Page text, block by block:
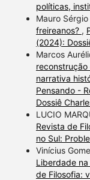
políticas,
Mauro
freireanos? ,
(2024):
Marcos
narrativa
Pensando -
Dossiê
LUCIO
Revista de
no Sul:
Vinícius
Liberdade
de Filosofia: